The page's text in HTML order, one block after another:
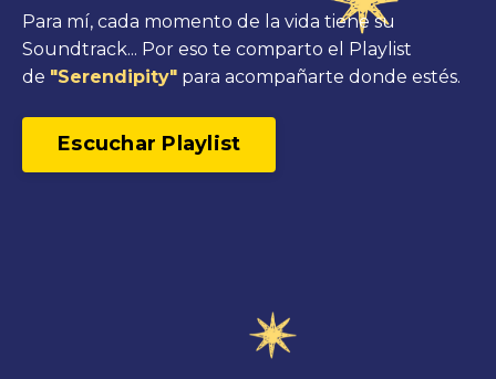
Para mí, cada momento de la vida tiene su
Soundtrack... Por eso te comparto el Playlist
de "Serendipity" para acompañarte donde estés.⁠
Escuchar Playlist